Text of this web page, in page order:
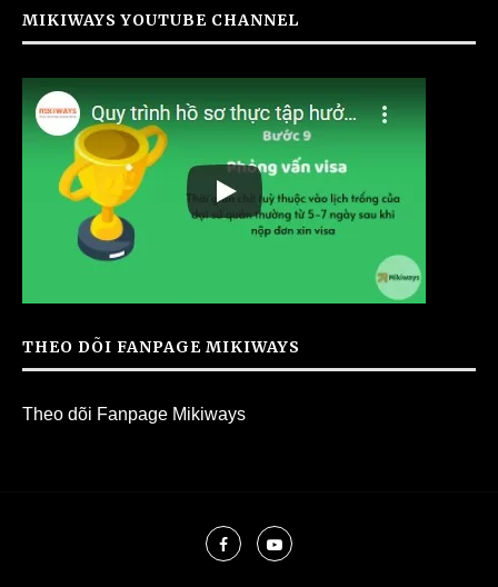
MIKIWAYS YOUTUBE CHANNEL
THEO DÕI FANPAGE MIKIWAYS
Theo dõi Fanpage Mikiways